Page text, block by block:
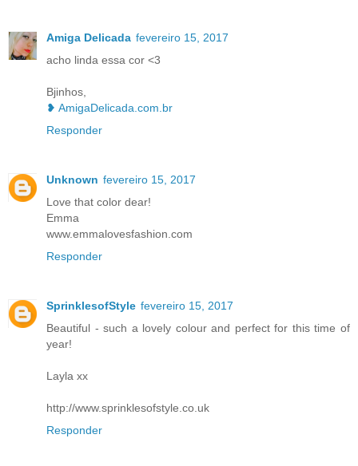
Amiga Delicada fevereiro 15, 2017
acho linda essa cor <3
Bjinhos,
❥ AmigaDelicada.com.br
Responder
Unknown fevereiro 15, 2017
Love that color dear!
Emma
www.emmalovesfashion.com
Responder
SprinklesofStyle fevereiro 15, 2017
Beautiful - such a lovely colour and perfect for this time of
year!
Layla xx
http://www.sprinklesofstyle.co.uk
Responder